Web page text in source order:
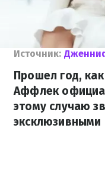
Источник:
Прошел год,
Аффлек
этому случаю